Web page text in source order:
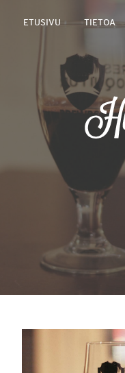
ETUSIVU TIETOA